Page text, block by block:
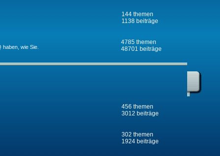
144 themen
1138 beiträge
wie Sie.
4785 themen
48701 beiträge
456 themen
3012 beiträge
302 themen
1924 beiträge